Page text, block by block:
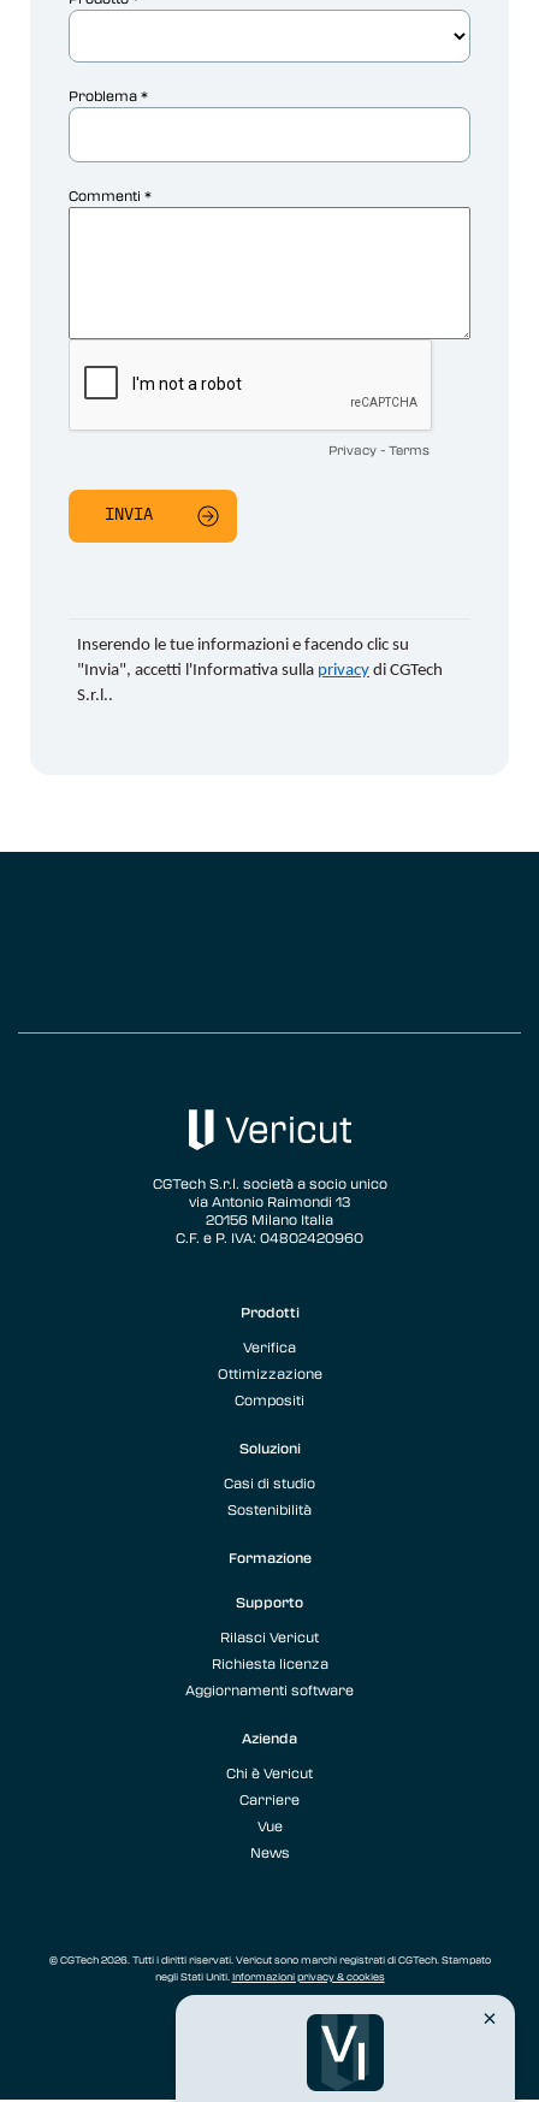
CGTech S.r.l. società a socio unico
via Antonio Raimondi 13
20156 Milano Italia
C.F. e P. IVA: 04802420960
Prodotti
Verifica
Ottimizzazione
Compositi
Soluzioni
Casi di studio
Sostenibilità
Formazione
Supporto
Rilasci Vericut
Richiesta licenza
Aggiornamenti software
Azienda
Chi è Vericut
Carriere
Vue
News
© CGTech 2026. Tutti i diritti riservati. Vericut sono marchi registrati di CGTech. Stampato
negli Stati Uniti.Informazioni privacy & cookies